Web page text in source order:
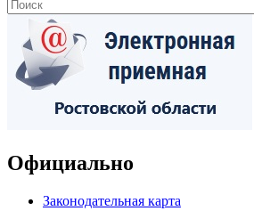
Официально
Законодательная карта